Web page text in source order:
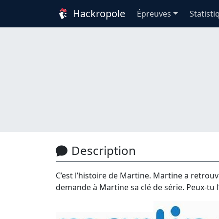
Hackropole Épreuves
Description
C’est l’histoire de Martine. Martine a
demande à Martine sa clé de série. Peux-tu